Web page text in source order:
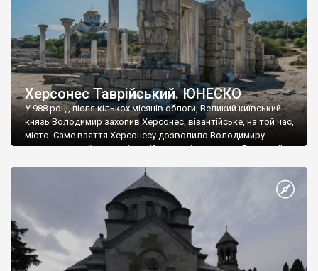
Херсонес Таврійський. ЮНЕСКО
У 988 році, після кількох місяців облоги, Великий київський
князь Володимир захопив Херсонес, візантійське, на той час,
місто. Саме взяття Херсонесу дозволило Володимиру
диктувати свої умови візантійському імператору Василю ІІ, та
Херсонесі Володимир-язичник, став Василем-християнином.
А потім було Хрещення Русі. На честь Херсонесу Таврійського